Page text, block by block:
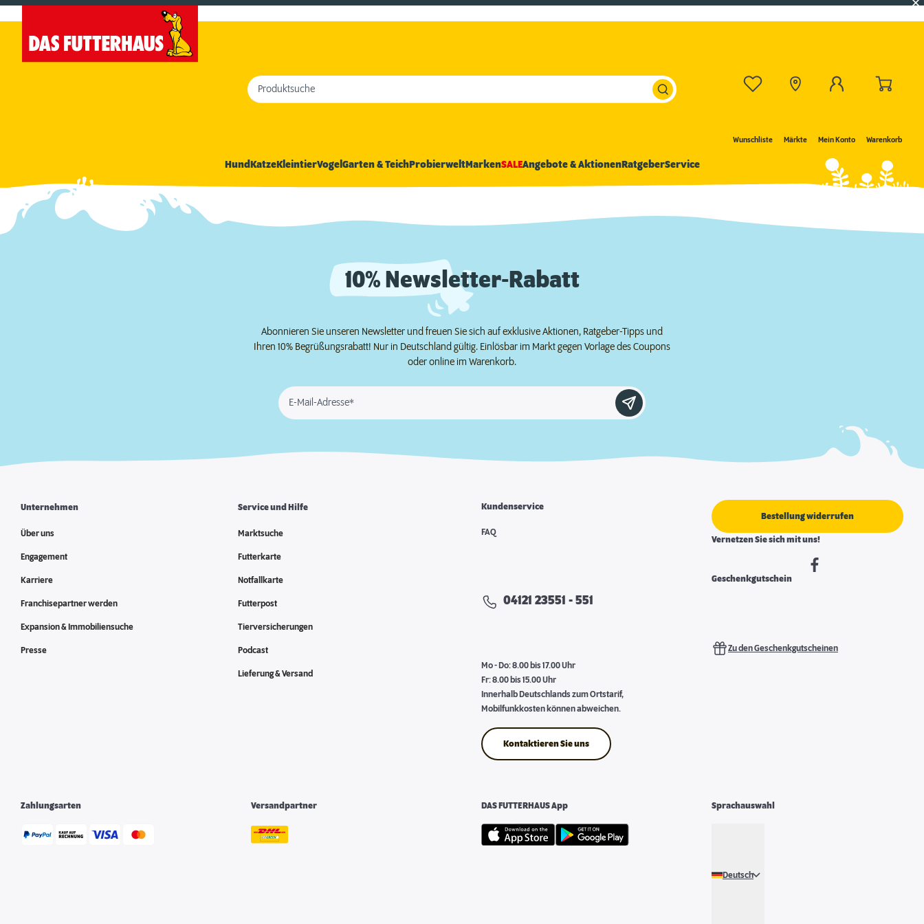
Wunschliste Märkte Mein Konto Warenkorb
Produktsuche
HundKatzeKleintierVogel Garten & TeichProbierweltMarkenSALEAngebote & AktionenRatgeberService
10% Newsletter-Rabatt
Abonnieren Sie unseren Newsletter und freuen Sie sich auf exklusive Aktionen, Ratgeber-Tipps und
Ihren 10% Begrüßungsrabatt! Nur in Deutschland gültig. Einlösbar im Markt gegen Vorlage des Coupons
oder online im Warenkorb.
E-Mail-Adresse*
Unternehmen
Über uns
Engagement
Karriere
Franchisepartner werden
Expansion & Immobiliensuche
Presse
Service und Hilfe
Marktsuche
Futterkarte
Notfallkarte
Futterpost
Tierversicherungen
Podcast
Lieferung & Versand
Kundenservice
FAQ
04121 23551 - 551
Mo - Do: 8.00 bis 17.00 Uhr
Fr: 8.00 bis 15.00 Uhr
Innerhalb Deutschlands zum Ortstarif,
Mobilfunkkosten können abweichen.
Kontaktieren Sie uns
Bestellung widerrufen
Vernetzen Sie sich mit uns!
Geschenkgutschein
Zu den Geschenkgutscheinen
Zahlungsarten Versandpartner DAS FUTTERHAUS App Sprachauswahl
Deutsch